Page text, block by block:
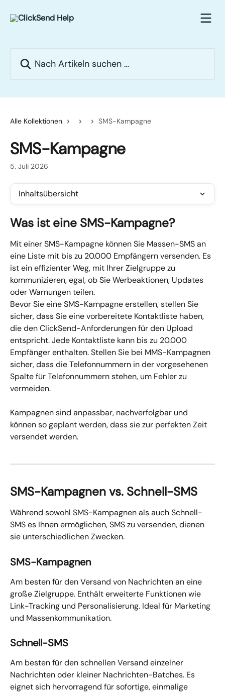
Alle Kollektionen SMS-Kampagne
SMS-Kampagne
5. Juli 2026
Inhaltsübersicht
Was ist eine SMS-Kampagne?
Mit einer SMS-Kampagne können Sie Massen-SMS an
eine Liste mit bis zu 20.000 Empfängern versenden. Es
ist ein effizienter Weg, mit Ihrer Zielgruppe zu
kommunizieren, egal, ob Sie Werbeaktionen, Updates
oder Warnungen teilen.
Bevor Sie eine SMS-Kampagne erstellen, stellen Sie
sicher, dass Sie eine vorbereitete Kontaktliste haben,
die den ClickSend-Anforderungen für den Upload
entspricht. Jede Kontaktliste kann bis zu 20.000
Empfänger enthalten. Stellen Sie bei MMS-Kampagnen
sicher, dass die Telefonnummern in der vorgesehenen
Spalte für Telefonnummern stehen, um Fehler zu
vermeiden.
Kampagnen sind anpassbar, nachverfolgbar und
können so geplant werden, dass sie zur perfekten Zeit
versendet werden.
SMS-Kampagnen vs. Schnell-SMS
Während sowohl SMS-Kampagnen als auch Schnell-
SMS es Ihnen ermöglichen, SMS zu versenden, dienen
sie unterschiedlichen Zwecken.
SMS-Kampagnen
Am besten für den Versand von Nachrichten an eine
große Zielgruppe. Enthält erweiterte Funktionen wie
Link-Tracking und Personalisierung. Ideal für Marketing
und Massenkommunikation.
Schnell-SMS
Am besten für den schnellen Versand einzelner
Nachrichten oder kleiner Nachrichten-Batches. Es
eignet sich hervorragend für sofortige, einmalige